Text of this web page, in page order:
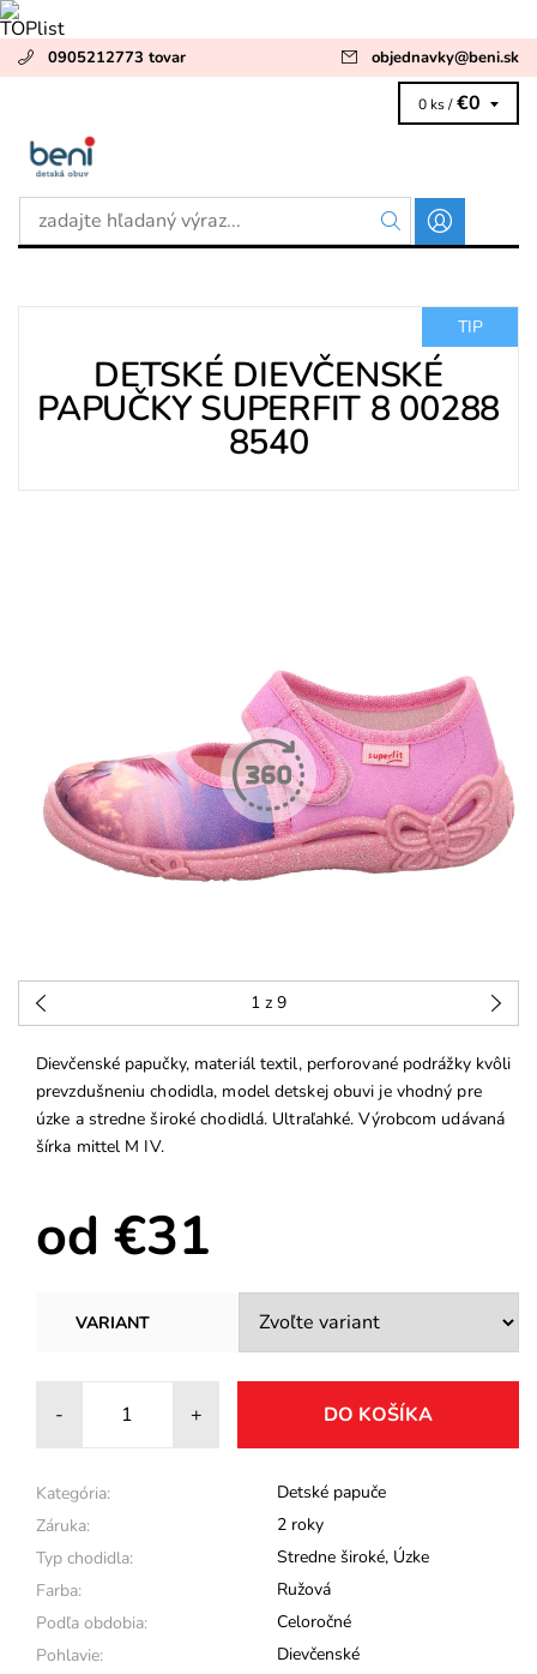
0905212773 tovar objednavky@beni.sk
0 ks / €0
TIP
DETSKÉ DIEVČENSKÉ
PAPUČKY SUPERFIT 8 00288
8540
1 z 9
Dievčenské papučky, materiál textil, perforované podrážky kvôli
prevzdušneniu chodidla, model detskej obuvi je vhodný pre
úzke a stredne široké chodidlá. Ultraľahké. Výrobcom udávaná
šírka mittel M IV.
od €31
VARIANT
- +
Kategória:
Detské papuče
Záruka:
2 roky
Typ chodidla:
Stredne široké, Úzke
Farba:
Ružová
Podľa obdobia:
Celoročné
Pohlavie:
Dievčenské